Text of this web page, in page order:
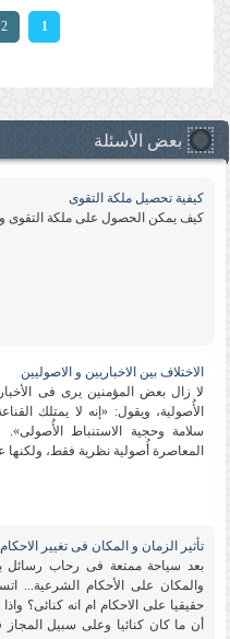
1
2
بعض الأسئلة
كیفیة تحصیل ملكة التقوى
كیف یمكن الحصول على ملكة التقوى
الاختلاف بین الاخباریین و الاصولیین
لا زال بعض المؤمنین یرى فی
الأُصولیة، ویقول: «إنه لا یمتلك
سلامة وحجیة الاستنباط الأُصولی».
المعاصرة أُصولیة نظریة فقط، ولكنها
تأثیر الزمان و المكان فی تغییر الاحكام
بعد سیاحة ممتعة فی رحاب رسائل بعض
والمكان على الأحكام الشرعیة...
حقیقیا على الاحكام ام انه كنائی؟
أن ما كان كنائیا وعلى سبیل